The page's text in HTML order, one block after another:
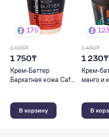
175
1 935₸
1 750₸
Крем-Баттер
Бархатная кожа Caf...
В корзину
123
1 430₸
1 230₸
Крем-
манго и
В